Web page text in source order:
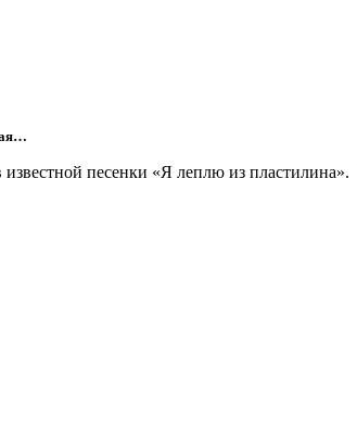
песенки «Я леплю из пластилина».